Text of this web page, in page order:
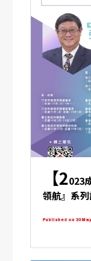
【2023
領航』系
Published on 30 May